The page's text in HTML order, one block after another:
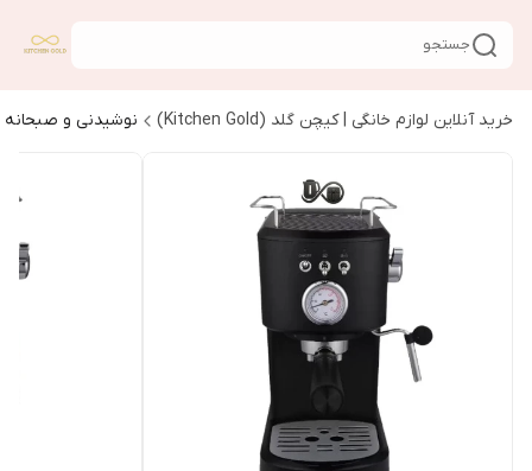
جستجو
خرید آنلاین لوازم خانگی | کیچن گلد (Kitchen Gold) نوشیدنی و صبحانه